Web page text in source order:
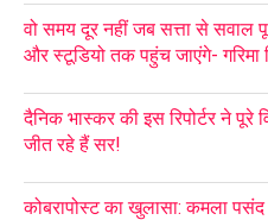
वो समय दूर नहीं जब सत्ता से सवाल
और स्टूडियो तक पहुंच जाएंगे- गरिमा
दैनिक भास्कर की इस रिपोर्टर ने पूरे
जीत रहे हैं सर!
कोबरापोस्ट का खुलासा: कमला